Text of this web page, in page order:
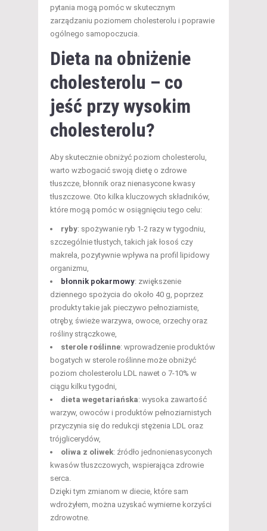
pytania mogą pomóc w skutecznym
zarządzaniu poziomem cholesterolu i poprawie
ogólnego samopoczucia.
Dieta na obniżenie
cholesterolu – co
jeść przy wysokim
cholesterolu?
Aby skutecznie obniżyć poziom cholesterolu,
warto wzbogacić swoją dietę o zdrowe
tłuszcze, błonnik oraz nienasycone kwasy
tłuszczowe. Oto kilka kluczowych składników,
które mogą pomóc w osiągnięciu tego celu:
ryby: spożywanie ryb 1-2 razy w tygodniu,
szczególnie tłustych, takich jak łosoś czy
makrela, pozytywnie wpływa na profil lipidowy
organizmu,
błonnik pokarmowy: zwiększenie
dziennego spożycia do około 40 g, poprzez
produkty takie jak pieczywo pełnoziarniste,
otręby, świeże warzywa, owoce, orzechy oraz
rośliny strączkowe,
sterole roślinne: wprowadzenie produktów
bogatych w sterole roślinne może obniżyć
poziom cholesterolu LDL nawet o 7-10% w
ciągu kilku tygodni,
dieta wegetariańska: wysoka zawartość
warzyw, owoców i produktów pełnoziarnistych
przyczynia się do redukcji stężenia LDL oraz
trójglicerydów,
oliwa z oliwek: źródło jednonienasyconych
kwasów tłuszczowych, wspierająca zdrowie
serca.
Dzięki tym zmianom w diecie, które sam
wdrożyłem, można uzyskać wymierne korzyści
zdrowotne.